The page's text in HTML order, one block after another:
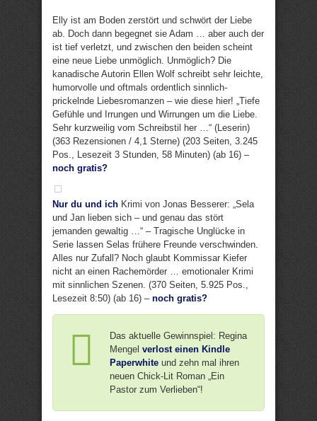
Elly ist am Boden zerstört und schwört der Liebe
ab. Doch dann begegnet sie Adam … aber auch der
ist tief verletzt, und zwischen den beiden scheint
eine neue Liebe unmöglich. Unmöglich? Die
kanadische Autorin Ellen Wolf schreibt sehr leichte,
humorvolle und oftmals ordentlich sinnlich-
prickelnde Liebesromanzen – wie diese hier! „Tiefe
Gefühle und Irrungen und Wirrungen um die Liebe.
Sehr kurzweilig vom Schreibstil her …“ (Leserin)
(363 Rezensionen / 4,1 Sterne) (203 Seiten, 3.245
Pos., Lesezeit 3 Stunden, 58 Minuten) (ab 16) –
noch gratis?
Nur du und ich Krimi von Jonas Besserer: „Sela
und Jan lieben sich – und genau das stört
jemanden gewaltig …“ – Tragische Unglücke in
Serie lassen Selas frühere Freunde verschwinden.
Alles nur Zufall? Noch glaubt Kommissar Kiefer
nicht an einen Rachemörder … emotionaler Krimi
mit sinnlichen Szenen. (370 Seiten, 5.925 Pos.,
Lesezeit 8:50) (ab 16) – noch gratis?
Das aktuelle Gewinnspiel: Regina
Mengel verlost einen Kindle
Paperwhite und zehn mal ihren
neuen Chick-Lit Roman „Ein
Pastor zum Verlieben“!